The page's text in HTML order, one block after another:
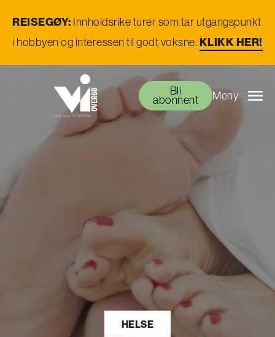
REISEGØY: Innholdsrike turer som tar utgangspunkt
i hobbyen og interessen til godt voksne. KLIKK HER!
Bli
abonnent Meny
HELSE